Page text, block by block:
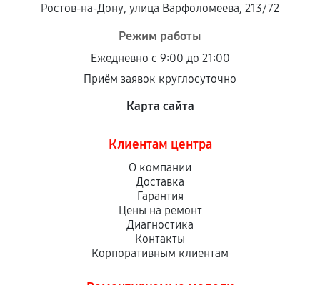
Ростов-на-Дону, улица Варфоломеева, 213/72
Режим работы
Ежедневно с 9:00 до 21:00
Приём заявок круглосуточно
Карта сайта
Клиентам центра
О компании
Доставка
Гарантия
Цены на ремонт
Диагностика
Контакты
Корпоративным клиентам